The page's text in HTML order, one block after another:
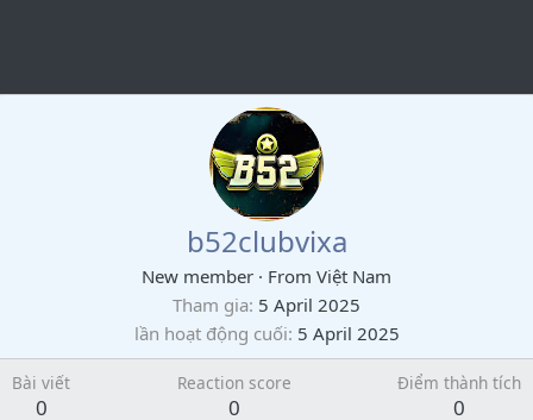
b52clubvixa
New member · From Việt Nam
Tham gia 5 April 2025
lần hoạt động cuối 5 April 2025
Bài viết
0
Reaction score
0
Điểm thành tích
0